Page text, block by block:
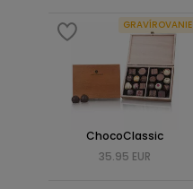
GRAVÍROVANIE
ChocoClassic
35.95 EUR